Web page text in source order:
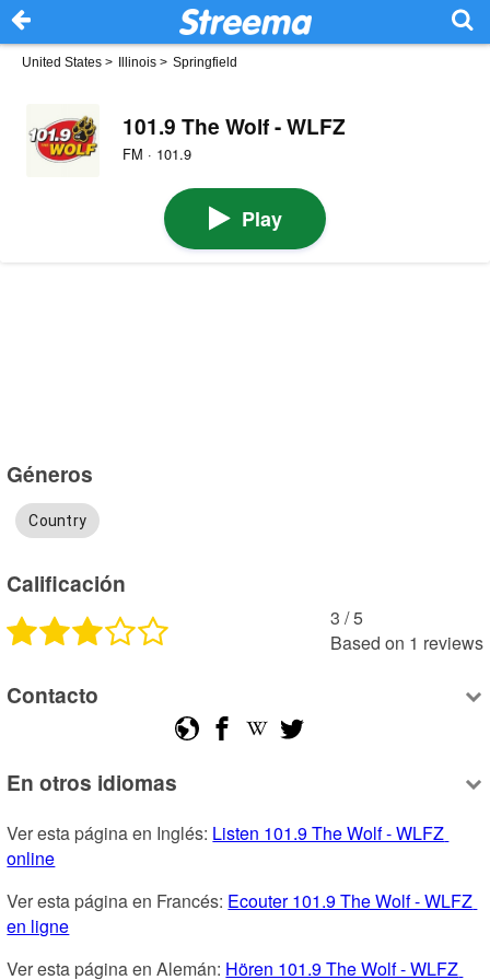
United States > Illinois > Springfield
101.9 The Wolf - WLFZ
FM · 101.9
Play
Géneros
Country
Calificación
3 /5
Based on 1 reviews
Contacto
En otros idiomas
Ver esta página en Inglés: Listen 101.9 The Wolf - WLFZ
online
Ver esta página en Francés: Ecouter 101.9 The Wolf - WLFZ
en ligne
Ver esta página en Alemán: Hören 101.9 The Wolf - WLFZ